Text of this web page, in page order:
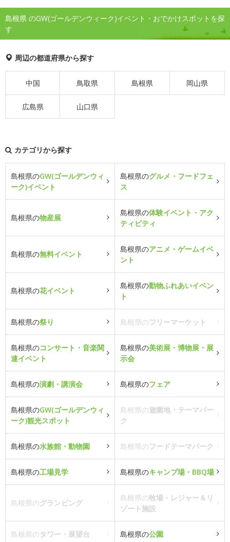
島根県 のGW(ゴールデンウィーク)イベント・おでかけスポットを探
す
周辺の都道府県から探す
中国 鳥取県 島根県 岡山県
広島県 山口県
カテゴリから探す
島根県のGW(ゴールデンウィ
ーク)イベント
島根県のグルメ・フードフェ
ス
島根県の物産展
島根県の体験イベント・アク
ティビティ
島根県の無料イベント
島根県のアニメ・ゲームイベ
ント
島根県の花イベント
島根県の動物ふれあいイベン
ト
島根県の祭り 島根県のフリーマーケット
島根県のコンサート・音楽関
連イベント
島根県の美術展・博物展・展
示会
島根県の演劇・講演会 島根県のフェア
島根県のGW(ゴールデンウィ
ーク)観光スポット
島根県の遊園地・テーマパー
ク
島根県の水族館・動物園 島根県のフードテーマパーク
島根県の工場見学 島根県のキャンプ場・BBQ場
島根県のグランピング
島根県の牧場・レジャー＆リ
ゾート施設
島根県のタワー・展望台 島根県の公園